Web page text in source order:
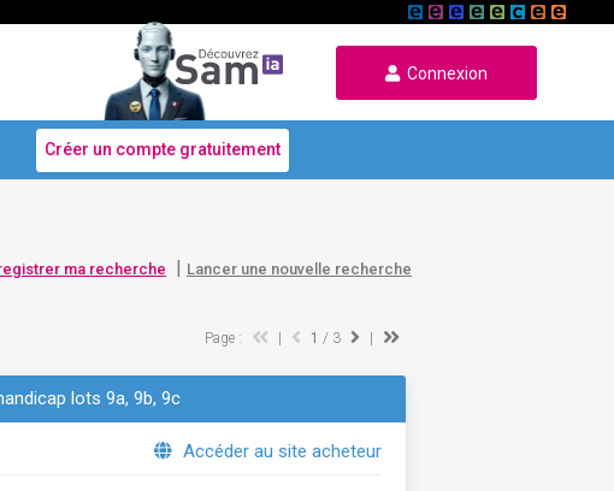
Connexion
Créer un compte gratuitement
ma recherche | Lancer une nouvelle recherche
Page : 1 / 3
lots 9a, 9b, 9c
Accéder au site acheteur